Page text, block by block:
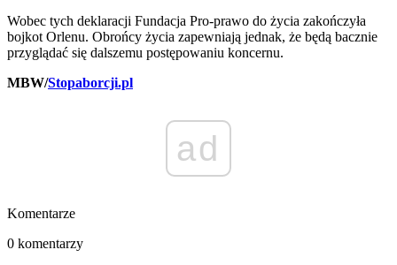
Wobec tych deklaracji Fundacja Pro-prawo do życia zakończyła
bojkot Orlenu. Obrońcy życia zapewniają jednak, że będą bacznie
przyglądać się dalszemu postępowaniu koncernu.
MBW/Stopaborcji.pl
ad
Komentarze
0 komentarzy